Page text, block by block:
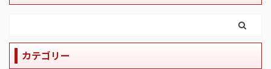
カテゴリー